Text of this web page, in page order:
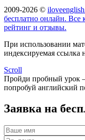
2009-2026 ©
бесплатно онлайн. Все
рейтинг и отзывы.
При использовании
индексируемая ссылка
Scroll
Пройди пробный урок
попробуй английский
Заявка на